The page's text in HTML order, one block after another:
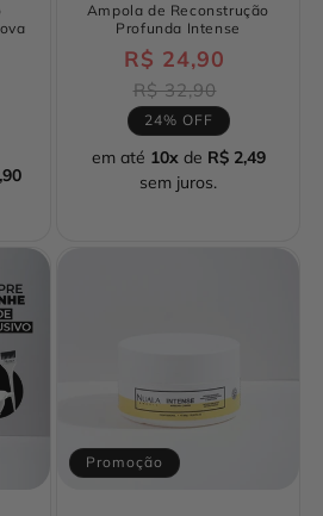
Ampola de Reconstrução
Profunda Intense
R$ 24,90
R$ 32,90
24% OFF
em até 10xde R$ 2,49
sem juros.
Promoção